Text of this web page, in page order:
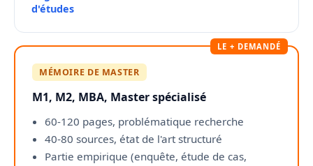
d'études
LE + DEMANDÉ
MÉMOIRE DE MASTER
M1, M2, MBA, Master spécialisé
60-120 pages, problématique recherche
40-80 sources, état de l'art structuré
Partie empirique (enquête, étude de cas,